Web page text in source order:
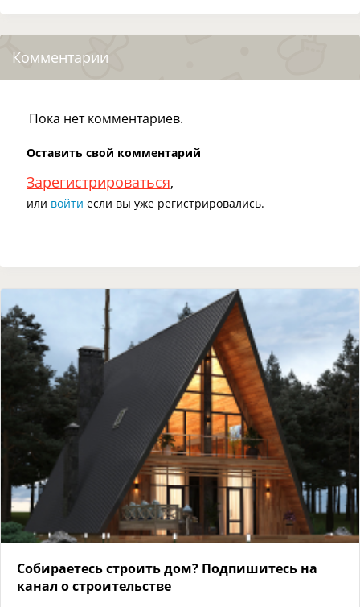
Комментарии
Пока нет комментариев.
Оставить свой комментарий
Зарегистрироваться,
или войти если вы уже регистрировались.
Собираетесь строить дом? Подпишитесь на
канал о строительстве